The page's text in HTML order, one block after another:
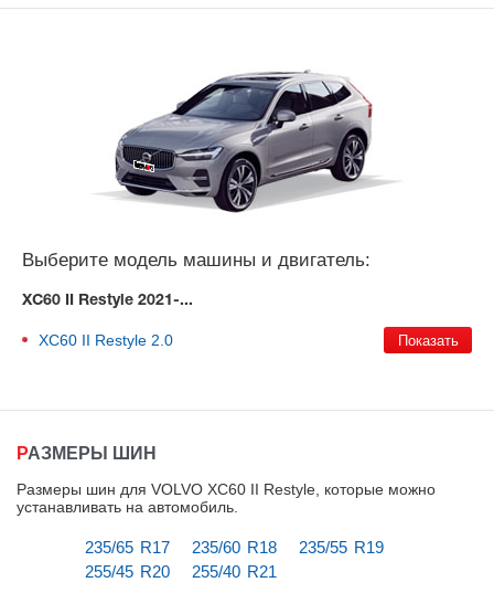
Выберите модель машины и двигатель:
XC60 II Restyle 2021-...
XC60 II Restyle 2.0
РАЗМЕРЫ ШИН
Размеры шин для VOLVO XC60 II Restyle, которые можно
устанавливать на автомобиль
235/65 R17 235/60 R18
235/55 R19
255/45 R20
255/40 R21